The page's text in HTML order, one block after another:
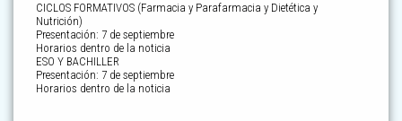
CICLOS FORMATIVOS (Farmacia y Parafarmacia y Dietética y
Nutrición)
Presentación: 7 de septiembre
Horarios dentro de la noticia
ESO Y BACHILLER
Presentación: 7 de septiembre
Horarios dentro de la noticia